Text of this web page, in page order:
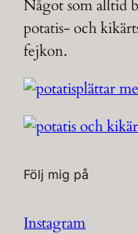
Något som alltid
potatis- och
fejkon.
Följ mig på
Instagram